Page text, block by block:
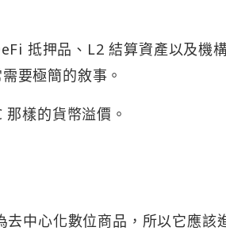
抵押品、L2 結算資產以及機
要極簡的敘事。
樣的貨幣溢價。
中心化數位商品，所以它應該